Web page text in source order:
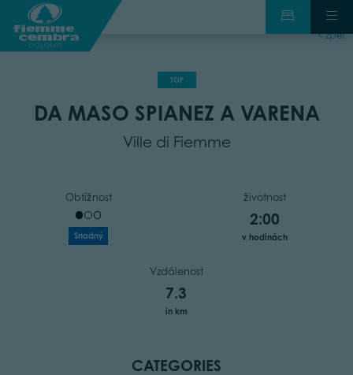
zpět
TOP
DA MASO SPIANEZ A VARENA
Ville di Fiemme
Obtížnost
Snadný
životnost
2:00
v hodinách
Vzdálenost
7.3
in km
CATEGORIES